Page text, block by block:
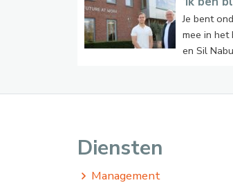
Je bent
mee in het
en Sil
Diensten
Management